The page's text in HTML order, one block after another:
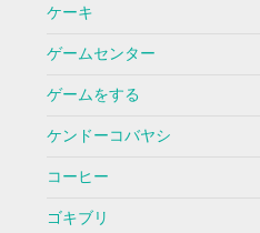
ケーキ
ゲームセンター
ゲームをする
ケンドーコバヤシ
コーヒー
ゴキブリ